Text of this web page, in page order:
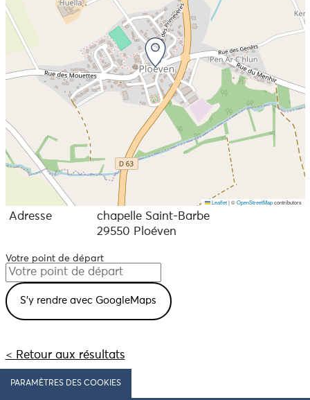
Leaflet |©OpenStreetMapcontributors
Adresse
chapelle Saint-Barbe
29550 Ploéven
Votre point de départ
< Retour aux résultats
PARAMÈTRES DES COOKIES